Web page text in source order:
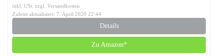
inkl. USt. zzgl. Versandkosten
Zuletzt aktualisiert: 7. April 2020 22:44
Details
Zu Amazon*